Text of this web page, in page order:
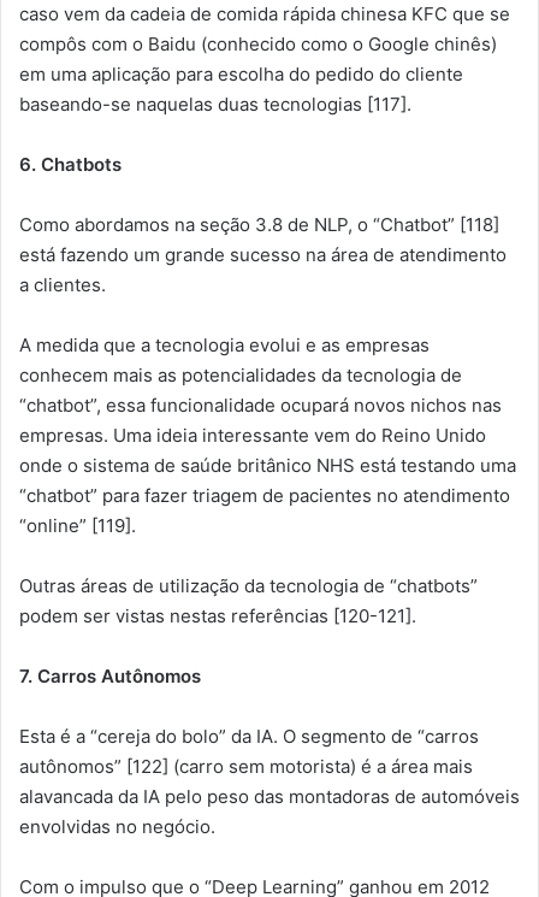
caso vem da cadeia de comida rápida chinesa KFC que se
compôs com o Baidu (conhecido como o Google chinês)
em uma aplicação para escolha do pedido do cliente
baseando-se naquelas duas tecnologias [117].
6. Chatbots
Como abordamos na seção 3.8 de NLP, o “Chatbot” [118]
está fazendo um grande sucesso na área de atendimento
a clientes.
A medida que a tecnologia evolui e as empresas
conhecem mais as potencialidades da tecnologia de
“chatbot”, essa funcionalidade ocupará novos nichos nas
empresas. Uma ideia interessante vem do Reino Unido
onde o sistema de saúde britânico NHS está testando uma
“chatbot” para fazer triagem de pacientes no atendimento
“online” [119].
Outras áreas de utilização da tecnologia de “chatbots”
podem ser vistas nestas referências [120-121].
7. Carros Autônomos
Esta é a “cereja do bolo” da IA. O segmento de “carros
autônomos” [122] (carro sem motorista) é a área mais
alavancada da IA pelo peso das montadoras de automóveis
envolvidas no negócio.
Com o impulso que o “Deep Learning” ganhou em 2012